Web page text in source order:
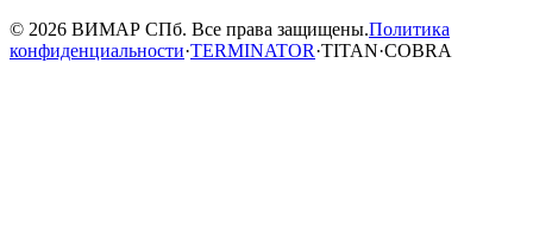
© 2026 ВИМАР СПб. Все права защищены.Политика
конфиденциальности·TERMINATOR·TITAN·COBRA